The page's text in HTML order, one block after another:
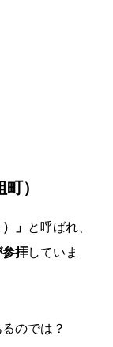
）
」 と呼ばれ、
拝していま
のでは？